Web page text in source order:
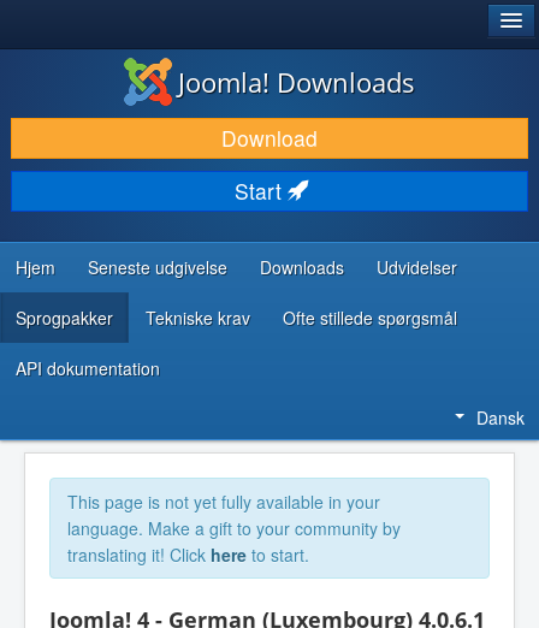
DOWNLOAD & UDVID
OPDAG & LÆR
FÆLLESSKABET & SUPPORT
UDVIKLERRESSOURCER
Joomla! Downloads
Download
Start
Hjem Seneste udgivelse Downloads Udvidelser
Sprogpakker Tekniske krav Ofte stillede spørgsmål
API dokumentation
Dansk
This page is not yet fully available in your
language. Make a gift to your community by
translating it! Click here to start.
Joomla! 4 - German (Luxembourg) 4.0.6.1